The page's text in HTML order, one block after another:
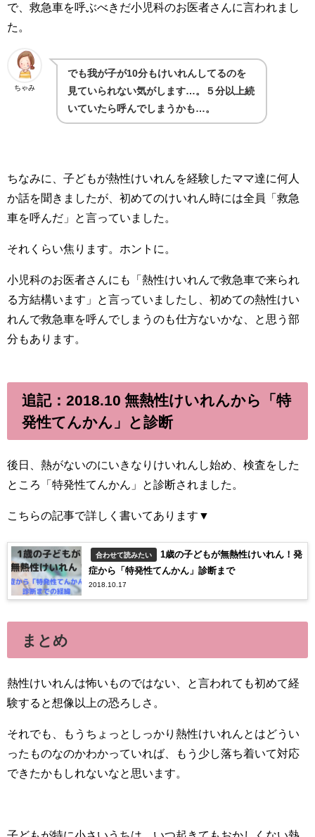
で、救急車を呼ぶべきだ小児科のお医者さんに言われまし
た。
ちゃみ
でも我が子が10分もけいれんしてるのを
見ていられない気がします…。５分以上続
いていたら呼んでしまうかも…。
ちなみに、子どもが熱性けいれんを経験したママ達に何人
か話を聞きましたが、初めてのけいれん時には全員「救急
車を呼んだ」と言っていました。
それくらい焦ります。ホントに。
小児科のお医者さんにも「熱性けいれんで救急車で来られ
る方結構います」と言っていましたし、初めての熱性けい
れんで救急車を呼んでしまうのも仕方ないかな、と思う部
分もあります。
追記：2018.10 無熱性けいれんから「特
発性てんかん」と診断
後日、熱がないのにいきなりけいれんし始め、検査をした
ところ「特発性てんかん」と診断されました。
こちらの記事で詳しく書いてあります▼
合わせて読みたい
1歳の子どもが無熱性けいれん！発
症から「特発性てんかん」診断まで
2018.10.17
まとめ
熱性けいれんは怖いものではない、と言われても初めて経
験すると想像以上の恐ろしさ。
それでも、もうちょっとしっかり熱性けいれんとはどうい
ったものなのかわかっていれば、もう少し落ち着いて対応
できたかもしれないなと思います。